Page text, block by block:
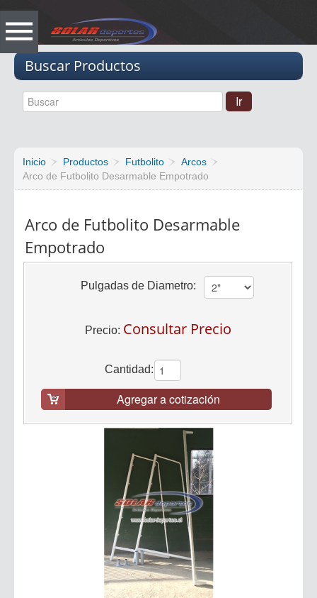
Buscar Productos
Inicio Productos Futbolito
Arcos
Arco de Futbolito Desarmable Empotrado
Arco de Futbolito Desarmable
Empotrado
Pulgadas de Diametro:
Precio: Consultar Precio
Cantidad:
Agregar a cotización